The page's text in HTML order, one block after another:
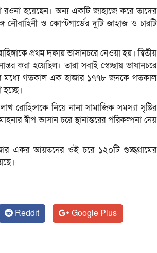
হয়েছেন। অন্য একটি জাহাজে করে তাদের
নৌবাহিনী ও কোস্টগার্ডের দুটি জাহাজ ও চারটি
প্রথম দফায় ভাসানচরে নেওয়া হয়। দ্বিতীয়
করা হয়েছিল। তারা সবাই স্বেচ্ছায় ভাষানচরে
মধ্যে গতকাল এক হাজার ১৭৭৮ জনকে গতকাল
রোহিঙ্গাকে নিয়ে নানা সামাজিক সমস্যা সৃষ্টির
দ্বীপ ভাসান চরে স্থানান্তরের পরিকল্পনা নেয়
একর আয়তনের ওই চরে ১২০টি গুচ্ছগ্রামের
Reddit
Google Plus